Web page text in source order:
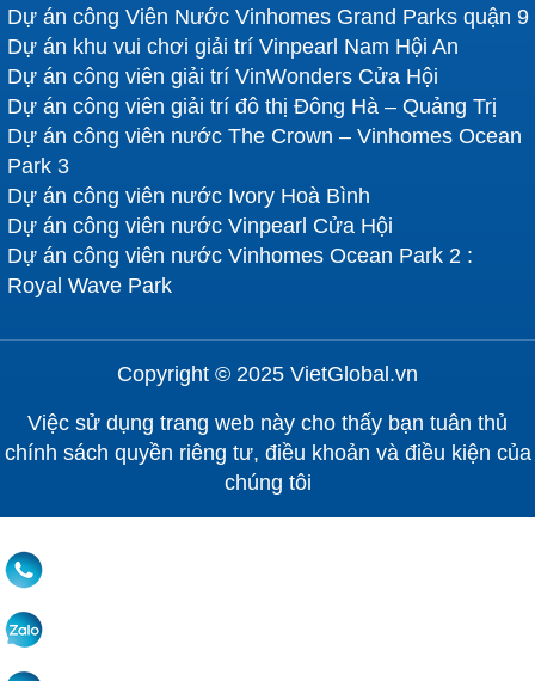
Dự án công Viên Nước Vinhomes Grand Parks quận 9
Dự án khu vui chơi giải trí Vinpearl Nam Hội An
Dự án công viên giải trí VinWonders Cửa Hội
Dự án công viên giải trí đô thị Đông Hà – Quảng Trị
Dự án công viên nước The Crown – Vinhomes Ocean
Park 3
Dự án công viên nước Ivory Hoà Bình
Dự án công viên nước Vinpearl Cửa Hội
Dự án công viên nước Vinhomes Ocean Park 2 :
Royal Wave Park
Copyright © 2025 VietGlobal.vn
Việc sử dụng trang web này cho thấy bạn tuân thủ
chính sách quyền riêng tư, điều khoản và điều kiện của
chúng tôi